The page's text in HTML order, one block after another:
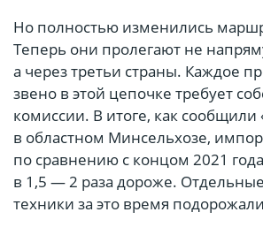
Но полностью изменились
Теперь они пролегают не
а через третьи страны. Каждое
звено в этой цепочке требует
комиссии. В итоге, как
в областном Минсельхозе,
по сравнению с концом 2021 года
в 1,5 — 2 раза дороже.
техники за это время